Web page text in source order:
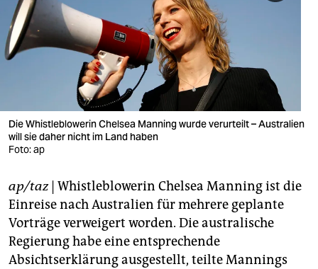
nord
wahrheit
verlag
veranstaltungen
fragen & hilfe
unterstützen
abo
Die Whistleblowerin Chelsea Manning wurde verurteilt – Australien
will sie daher nicht im Land haben
Foto: ap
ap/taz| Whistleblowerin Chelsea Manning ist die
Einreise nach Australien für mehrere geplante
Vorträge verweigert worden. Die australische
Regierung habe eine entsprechende
Absichtserklärung ausgestellt, teilte Mannings